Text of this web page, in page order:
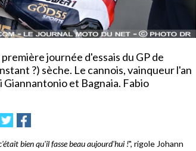
journée d'essais du GP de
?) sèche. Le cannois, vainqueur l'an
Giannantonio et Bagnaia. Fabio
EnvoyerPartager
sur
bien qu'il fasse beau aujourd'hui !", rigole Johann